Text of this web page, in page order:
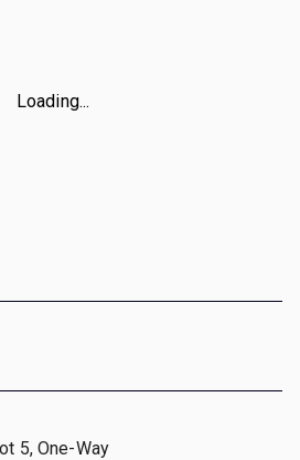
Loading...
5, One-Way